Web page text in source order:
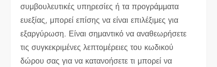
συμβουλευτικές υπηρεσίες ή τα προγράμματα
ευεξίας, μπορεί επίσης να είναι επιλέξιμες για
εξαργύρωση. Είναι σημαντικό να αναθεωρήσετε
τις συγκεκριμένες λεπτομέρειες του κωδικού
δώρου σας για να κατανοήσετε τι μπορεί να